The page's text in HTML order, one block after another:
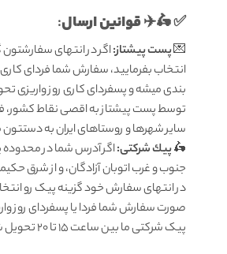
✅ 🛵✈️قوانين ارسال:
💌پست پیشتاز:اگر در انتهای
انتخاب بفرمایید، سفارش شما فردای کاری
بندی میشه و پسفردای کاری روز واریزی
توسط پست پیشتاز به اقصی نقاط کشور،
سایر شهرها و روستاهای ایران به
🛵پيك شرکتی:اگر آدرس شما در محدوده
جنوب و غرب اتوبان آزادگان، و از شرق
در انتهای سفارش خود گزینه پیک رو
صورت سفارش شما فردا یا پسفردای روز
پیک شرکتی ما بين ساعت ۱۵ تا ٢٠ تحويل شما مى شود.